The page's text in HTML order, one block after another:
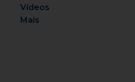
Vídeos
Mais